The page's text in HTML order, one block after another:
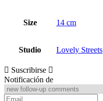
Size 14 cm
Studio Lovely Streets
Suscribirse
Notificación de